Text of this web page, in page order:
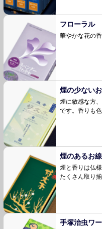
フローラル
華やかな花の
煙の少ない
煙に敏感な方
です。香りも
煙のあるお
煙と香りは仏
たくさん取り
手塚治虫ワ